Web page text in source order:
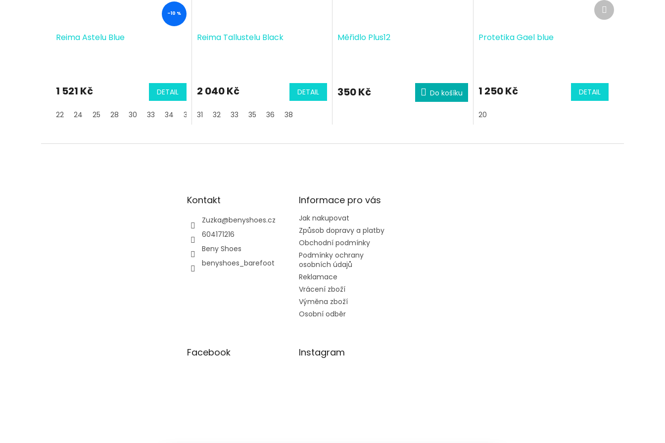
–10 %
Reima Astelu Blue
1 521 Kč DETAIL
22 24 25 28 30 33 34 37 39 40
Reima Tallustelu Black
2 040 Kč DETAIL
31 32 33 35 36 38
Měřidlo Plus12
350 Kč Do košíku
Protetika Gael blue
1 250 Kč DETAIL
20
Další
produkt
Kontakt
Zuzka@benyshoes.cz
604171216
Beny Shoes
benyshoes_barefoot
Informace pro vás
Jak nakupovat
Způsob dopravy a platby
Obchodní podmínky
Podmínky ochrany
osobních údajů
Reklamace
Vrácení zboží
Výměna zboží
Osobní odběr
Facebook Instagram